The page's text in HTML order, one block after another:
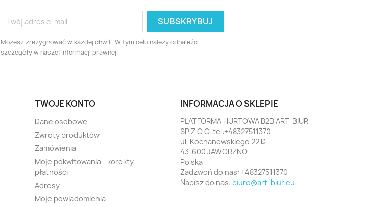
Możesz zrezygnować w każdej chwili. W tym celu należy odnaleźć
szczegóły w naszej informacji prawnej.
TWOJE KONTO
Dane osobowe
Zwroty produktów
Zamówienia
Moje pokwitowania - korekty
płatności
Adresy
Moje powiadomienia
INFORMACJA O SKLEPIE
PLATFORMA HURTOWA B2B ART-BIUR
SP Z O.O. tel:+48327511370
ul. Kochanowskiego 22 D
43-600 JAWORZNO
Polska
Zadzwoń do nas: +48327511370
Napisz do nas: biuro@art-biur.eu